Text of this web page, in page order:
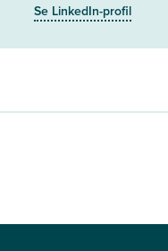
Se LinkedIn-profil